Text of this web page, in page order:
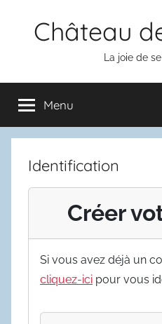
Château
La joie de
Menu
Identification
Créer
Si vous avez déjà un
cliquez-ici pour vous